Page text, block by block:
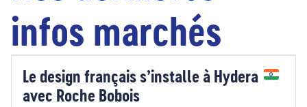
infos marchés
Le design français s’installe à Hyderabad
avec Roche Bobois